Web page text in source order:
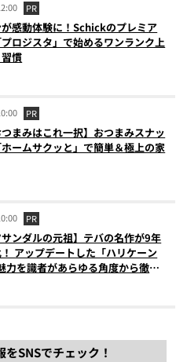
PR
感動体験に！Schickのプレミア
ロジスタ」で始めるワンランク上
慣
PR
つまみはこれ一択】おつまみスナッ
ームサクッと」で簡単＆極上の家
PR
サンダルの元祖】テバの名作が9年
アップデートした「ハリケーン
力を識者があらゆる角度から徹底
SNSでチェック！